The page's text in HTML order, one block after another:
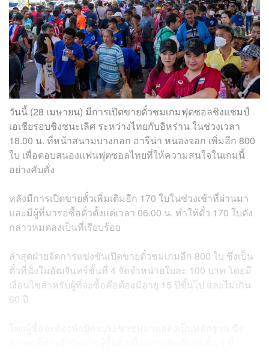
วันนี้ (28 เมษายน) มีการเปิดขายตั๋วชมเกมฟุตซอลชิงแชมป์
เอเชียรอบชิงชนะเลิศ ระหว่างไทยกับอิหร่าน ในช่วงเวลา
18.00 น. ที่หน้าสนามบางกอก อารีน่า หนองจอก เพิ่มอีก 800
ใบ เพื่อตอบสนองแฟนฟุตซอลไทยที่ให้ความสนใจในเกมนี้
อย่างคับคั่ง
หลังมีการเปิดขายตั๋วเพิ่มเติมอีก 170 ใบในช่วงเช้าที่ผ่านมา
และมีผู้ที่มารอซื้อตั๋วตั้งแต่เวลา 06.00 น. ทำให้ตั๋ว 170 ใบดัง
กล่าวหมดลงเป็นที่เรียบร้อย
ล่าสุดฝ่ายจัดการแข่งขันเปิดขายตั๋วชมเกมอีก 800 ใบ ซึ่งเป็น
ตั๋วที่นั่งในอัฒจันทร์ชั้นที่ 4 จัดจำหน่ายใบละ 100 บาท โดยมี
เงื่อนไขสำหรับผู้ที่จะซื้อคือต้องมีอายุ 15 ปีขึ้นไป และไม่เกิน
60 ปี